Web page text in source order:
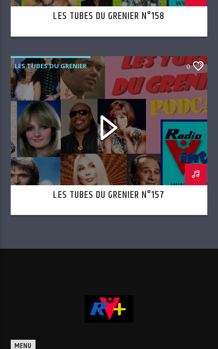
LES TUBES DU GRENIER N°158
LES TUBES DU GRENIER 0
LES TUBES DU GRENIER N°157
MENU